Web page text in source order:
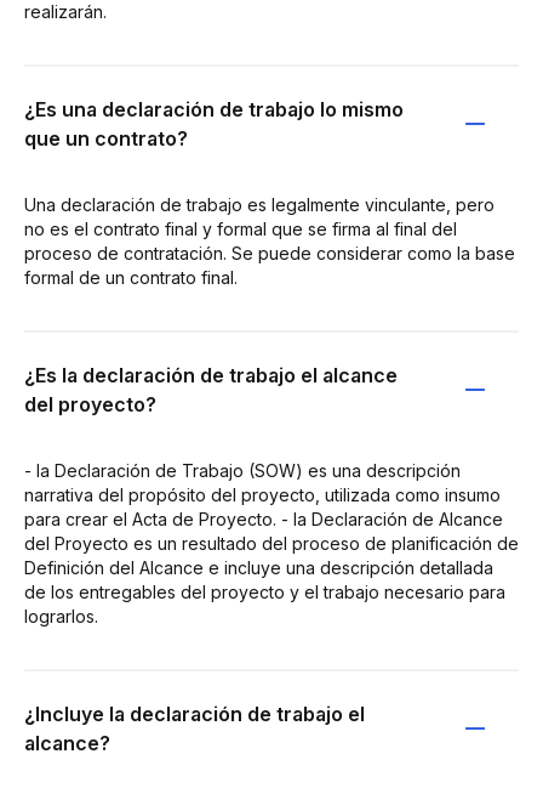
realizarán.
¿Es una declaración de trabajo lo mismo
que un contrato?
Una declaración de trabajo es legalmente vinculante, pero
no es el contrato final y formal que se firma al final del
proceso de contratación. Se puede considerar como la base
formal de un contrato final.
¿Es la declaración de trabajo el alcance
del proyecto?
- la Declaración de Trabajo (SOW) es una descripción
narrativa del propósito del proyecto, utilizada como insumo
para crear el Acta de Proyecto. - la Declaración de Alcance
del Proyecto es un resultado del proceso de planificación de
Definición del Alcance e incluye una descripción detallada
de los entregables del proyecto y el trabajo necesario para
lograrlos.
¿Incluye la declaración de trabajo el
alcance?